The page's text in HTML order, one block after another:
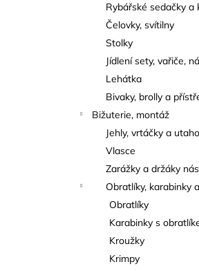
Rybářské sedačky a
Čelovky, svítilny
Stolky
Jídlení sety, vařiče,
Lehátka
Bivaky, brolly a
Bižuterie, montáž
Jehly, vrtáčky a
Vlasce
Zarážky a držáky
Obratlíky, karabinky
Obratlíky
Karabinky s
Kroužky
Krimpy